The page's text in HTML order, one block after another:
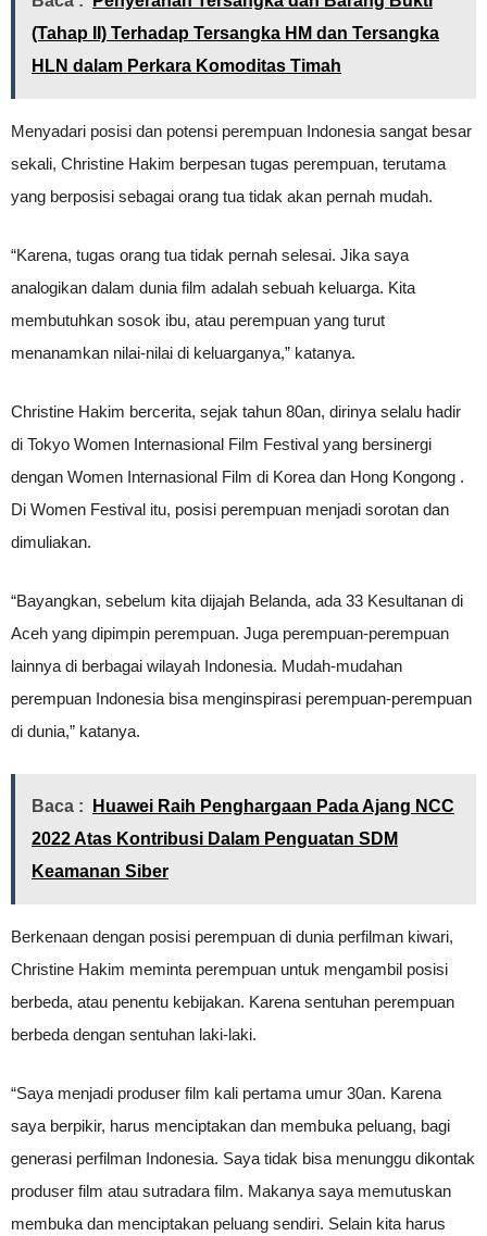
(Tahap II) Terhadap Tersangka HM dan Tersangka
HLN dalam Perkara Komoditas Timah
Menyadari posisi dan potensi perempuan Indonesia sangat besar
sekali, Christine Hakim berpesan tugas perempuan, terutama
yang berposisi sebagai orang tua tidak akan pernah mudah.
“Karena, tugas orang tua tidak pernah selesai. Jika saya
analogikan dalam dunia film adalah sebuah keluarga. Kita
membutuhkan sosok ibu, atau perempuan yang turut
menanamkan nilai-nilai di keluarganya,” katanya.
Christine Hakim bercerita, sejak tahun 80an, dirinya selalu hadir
di Tokyo Women Internasional Film Festival yang bersinergi
dengan Women Internasional Film di Korea dan Hong Kongong .
Di Women Festival itu, posisi perempuan menjadi sorotan dan
dimuliakan.
“Bayangkan, sebelum kita dijajah Belanda, ada 33 Kesultanan di
Aceh yang dipimpin perempuan. Juga perempuan-perempuan
lainnya di berbagai wilayah Indonesia. Mudah-mudahan
perempuan Indonesia bisa menginspirasi perempuan-perempuan
di dunia,” katanya.
Baca :
Huawei Raih Penghargaan Pada Ajang NCC
2022 Atas Kontribusi Dalam Penguatan SDM
Keamanan Siber
Berkenaan dengan posisi perempuan di dunia perfilman kiwari,
Christine Hakim meminta perempuan untuk mengambil posisi
berbeda, atau penentu kebijakan. Karena sentuhan perempuan
berbeda dengan sentuhan laki-laki.
“Saya menjadi produser film kali pertama umur 30an. Karena
saya berpikir, harus menciptakan dan membuka peluang, bagi
generasi perfilman Indonesia. Saya tidak bisa menunggu dikontak
produser film atau sutradara film. Makanya saya memutuskan
membuka dan menciptakan peluang sendiri. Selain kita harus